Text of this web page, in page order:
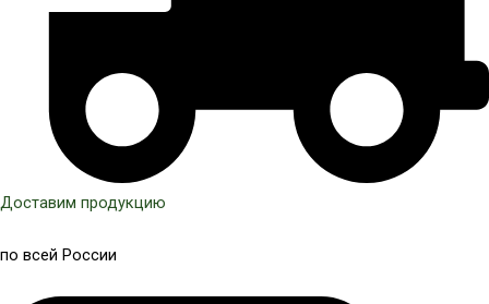
Доставим продукцию
по всей России